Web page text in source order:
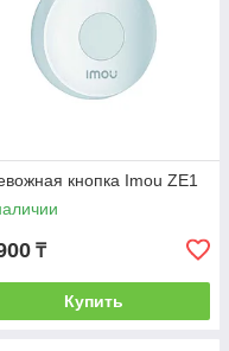
кнопка Imou ZE1
₸
Купить